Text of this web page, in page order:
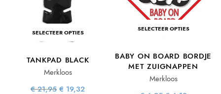
SELECTEER OPTIES
TANKPAD BLACK
Merkloos
€21,95 Oorspronkelijke
€ 19,32
SELECTEER OPTIES
BABY ON BOARD BORDJE
MET ZUIGNAPPEN
Merkloos